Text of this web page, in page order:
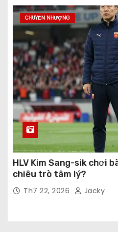
CHUYỂN NHƯỢNG
HLV Kim Sang-sik chơi
chiêu trò tâm lý?
Th7 22, 2026 Jacky